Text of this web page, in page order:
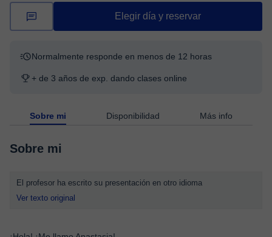
Elegir día y reservar
Normalmente responde en menos de 12 horas
+ de 3 años de exp. dando clases online
Sobre mi Disponibilidad Más info
Sobre mi
El profesor ha escrito su presentación en otro idioma
Ver texto original